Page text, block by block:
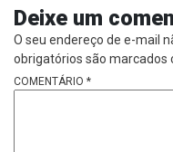
Deixe um
O seu endereço de e-mail
obrigatórios são marcados
COMENTÁRIO *